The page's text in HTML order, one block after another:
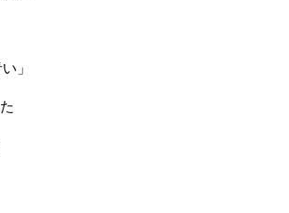
」